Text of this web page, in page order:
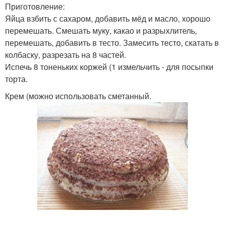
Приготовление:
Яйца взбить с сахаром, добавить мёд и масло, хорошо
перемешать. Смешать муку, какао и разрыхлитель,
перемешать, добавить в тесто. Замесить тесто, скатать в
колбаску, разрезать на 8 частей.
Испечь 8 тоненьких коржей (1 измельчить - для посыпки
торта.
Крем (можно использовать сметанный.